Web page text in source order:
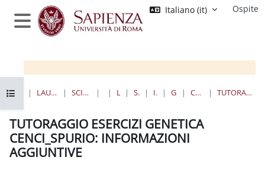
Vai al contenuto principale
Pannello laterale
Italiano ‎(it)‎ Ospite
Apri indice del corso
CORSI LAUREE TRIENNALI, MAGISTRALI, A CICLO UNICO SCIENZE MATEMATICHE, FISICHE E NATURALI BIOLOGIASCIENZE BIOLOGICHE I ANNO II SEMESTRE CORSO DI GENETICA, AA 2021-2022 TUTORAGGIO ESERCIZI GENETICA CENCI_SPURIO: INFORMAZIONI AGGIUNTIVE
GENETICA (D-LE) (Sc. Biologiche)_CENCI
TUTORAGGIO ESERCIZI GENETICA
CENCI_SPURIO: INFORMAZIONI
AGGIUNTIVE